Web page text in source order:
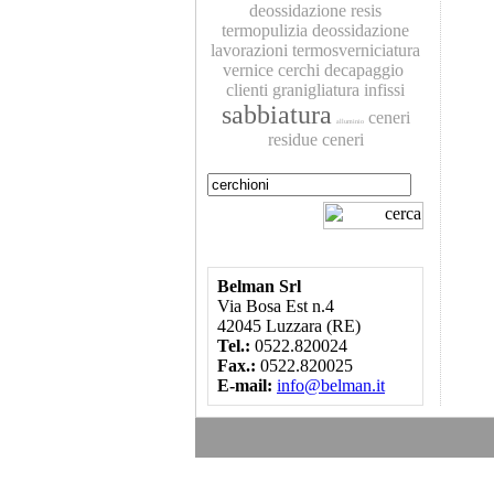
deossidazione resis
termopulizia deossidazione
lavorazioni termosverniciatura
vernice cerchi decapaggio
clienti granigliatura infissi
sabbiatura alluminio
ceneri
residue ceneri
Belman Srl
Via Bosa Est n.4
42045 Luzzara (RE)
Tel.: 0522.820024
Fax.: 0522.820025
E-mail: info@belman.it